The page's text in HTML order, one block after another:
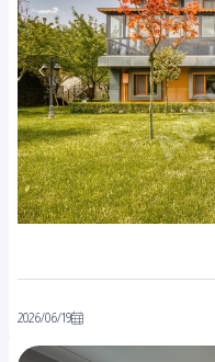
2026/06/19